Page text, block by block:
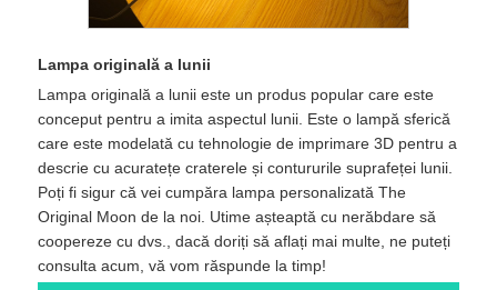
Lampa originală a lunii
Lampa originală a lunii este un produs popular care este
conceput pentru a imita aspectul lunii. Este o lampă sferică
care este modelată cu tehnologie de imprimare 3D pentru a
descrie cu acuratețe craterele și contururile suprafeței lunii.
Poți fi sigur că vei cumpăra lampa personalizată The
Original Moon de la noi. Utime așteaptă cu nerăbdare să
coopereze cu dvs., dacă doriți să aflați mai multe, ne puteți
consulta acum, vă vom răspunde la timp!